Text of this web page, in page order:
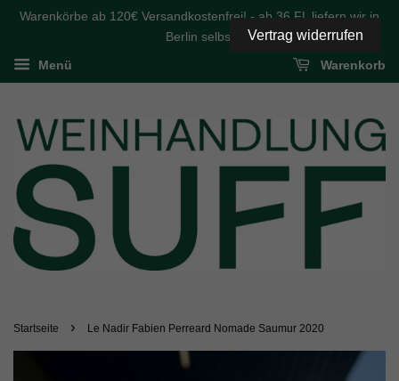
Warenkörbe ab 120€ Versandkostenfrei! - ab 36 FL liefern wir in
Berlin selbst
Menü Warenkorb
Startseite › Le Nadir Fabien Perreard Nomade Saumur 2020
Vertrag widerrufen